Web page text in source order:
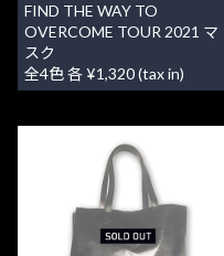
FIND THE WAY TO
OVERCOME TOUR 2021 マ
スク
全4色 各 ¥1,320 (tax in)